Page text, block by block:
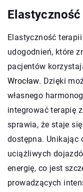
Elastyczność
udogodnień, które
pacjentów
Wrocław. Dzięki
własnego
integrować terapię
sprawia, że staje
dostępna. Unikając
uciążliwych
energię, co jest
prowadzących